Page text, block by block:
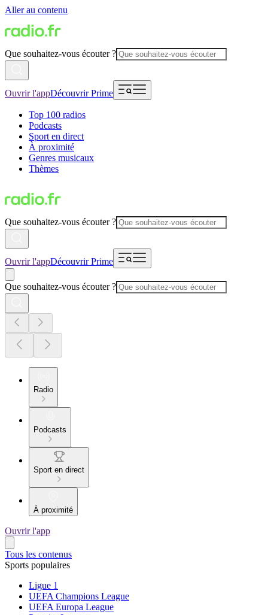
Aller au contenu
Que souhaitez-vous écouter ?
Ouvrir l'appDécouvrir Prime
Top 100 radios
Podcasts
Sport en direct
À proximité
Genres musicaux
Thèmes
Que souhaitez-vous écouter ?
Ouvrir l'appDécouvrir Prime
Que souhaitez-vous écouter ?
Radio
Podcasts
Sport en direct
À proximité
Ouvrir l'app
Tous les contenus
Sports populaires
Ligue 1
UEFA Champions League
UEFA Europa League